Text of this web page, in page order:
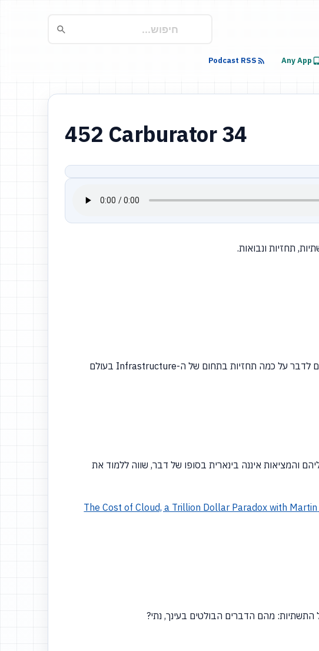
Any App
Podcast RSS
452 Carburator 34
(רן) התאריך היום ה-20 בדצמבר 2022 - ואנחנו, כהרגלנו בקודש, הולכים לחזות לכם את העתיד . . . אנחנו רוצים לדבר על כמה תחזיות בתחום של ה-Infrastructure בעולם
והמציאות איננה בינארית בסופו של דבר, שווה ללמוד את
421 The Cost of Cloud, a Trillion Dollar Paradox with Martin
מהם הדברים הבולטים בעינך, נתי?